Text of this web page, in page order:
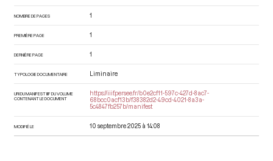
NOMBRE DE PAGES 1
PREMIÈRE PAGE 1
DERNIÈRE PAGE 1
TYPOLOGIE DOCUMENTAIRE Liminaire
URI DU MANIFEST IIIF DU VOLUME
CONTENANT LE DOCUMENT
https://iiif.persee.fr/b0e2cf11-597c-427d-8ac7-
68bcc0acf13b/f38382d2-49cd-4021-8a3a-
5c4847fb257b/manifest
MODIFIÉ LE 10 septembre 2025 à 14:08